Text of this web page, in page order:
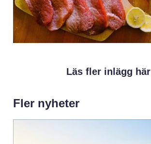
Läs fler inlägg här
Fler nyheter